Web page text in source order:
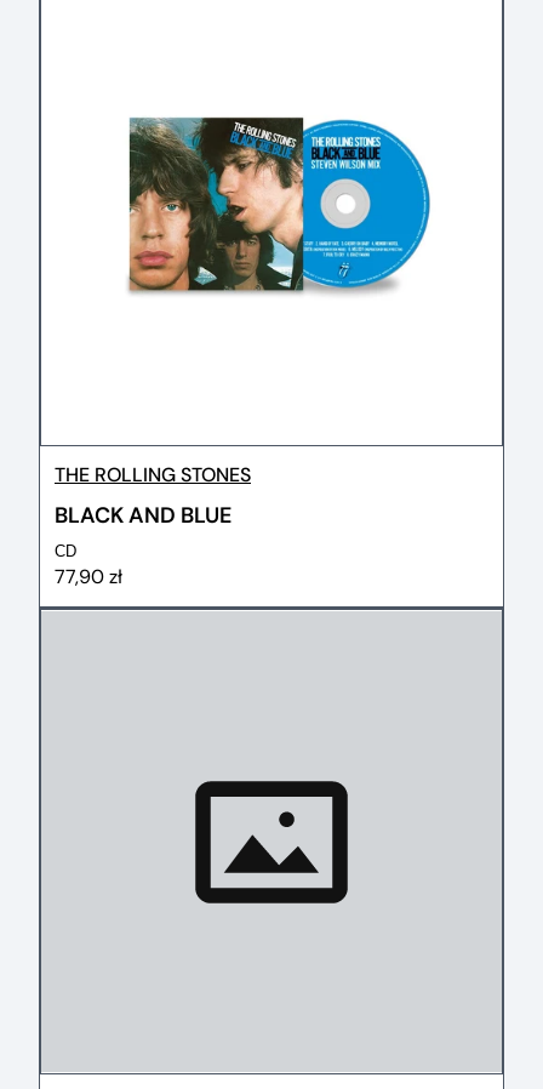
THE ROLLING STONES
BLACK AND BLUE
CD
77,90 zł